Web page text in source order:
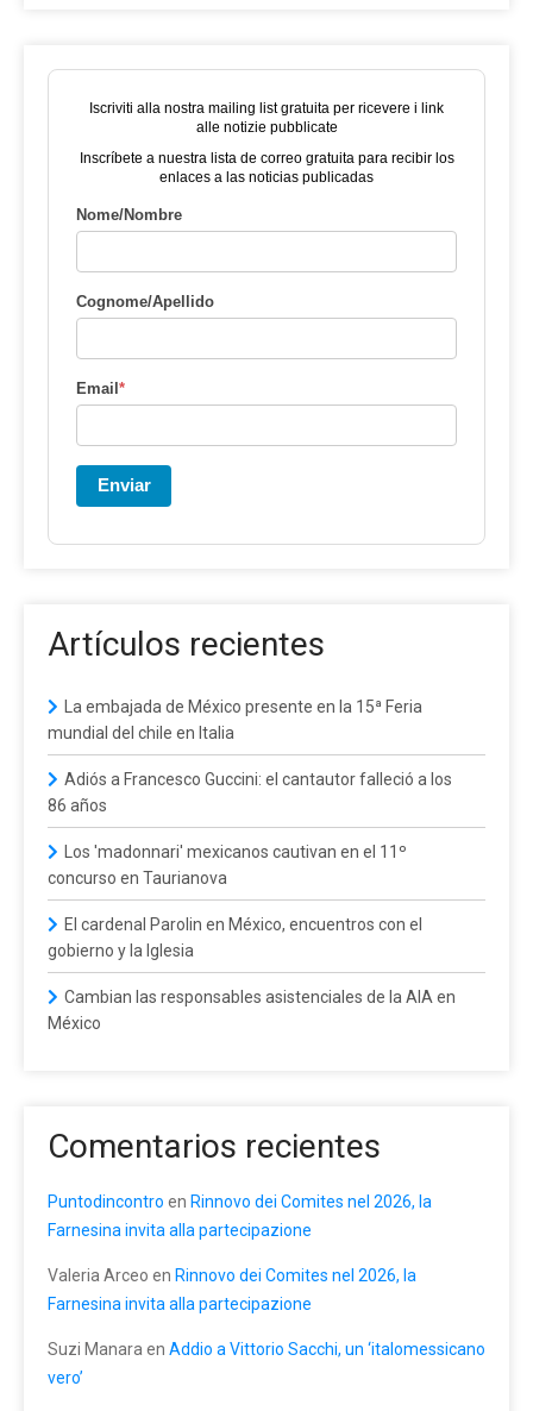
Iscriviti alla nostra mailing list gratuita per ricevere i link
alle notizie pubblicate
Inscríbete a nuestra lista de correo gratuita para recibir los
enlaces a las noticias publicadas
Nome/Nombre
Cognome/Apellido
Email*
Enviar
Artículos recientes
La embajada de México presente en la 15ª Feria
mundial del chile en Italia
Adiós a Francesco Guccini: el cantautor falleció a los
86 años
Los 'madonnari' mexicanos cautivan en el 11º
concurso en Taurianova
El cardenal Parolin en México, encuentros con el
gobierno y la Iglesia
Cambian las responsables asistenciales de la AIA en
México
Comentarios recientes
Puntodincontro en Rinnovo dei Comites nel 2026, la
Farnesina invita alla partecipazione
Valeria Arceo en Rinnovo dei Comites nel 2026, la
Farnesina invita alla partecipazione
Suzi Manara en Addio a Vittorio Sacchi, un ‘italomessicano
vero’